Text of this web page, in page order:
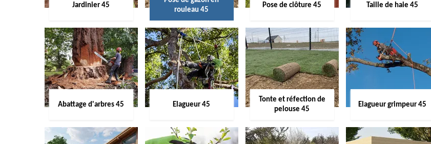
Jardinier 45
rouleau 45
Pose de clôture 45 Taille de haie 45
Abattage d'arbres 45 Elagueur 45
Tonte et réfection de
pelouse 45
Elagueur grimpeur 45